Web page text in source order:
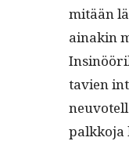
mitään
ainakin
tavien
palkko­ja